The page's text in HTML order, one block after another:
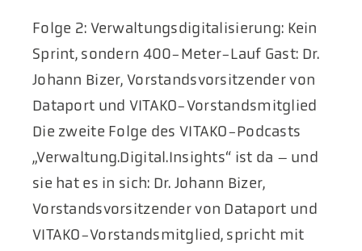
Folge 2: Verwaltungsdigitalisierung: Kein
Sprint, sondern 400-Meter-Lauf Gast: Dr.
Johann Bizer, Vorstandsvorsitzender von
Dataport und VITAKO-Vorstandsmitglied
Die zweite Folge des VITAKO-Podcasts
„Verwaltung.Digital.Insights“ ist da – und
sie hat es in sich: Dr. Johann Bizer,
Vorstandsvorsitzender von Dataport und
VITAKO-Vorstandsmitglied, spricht mit